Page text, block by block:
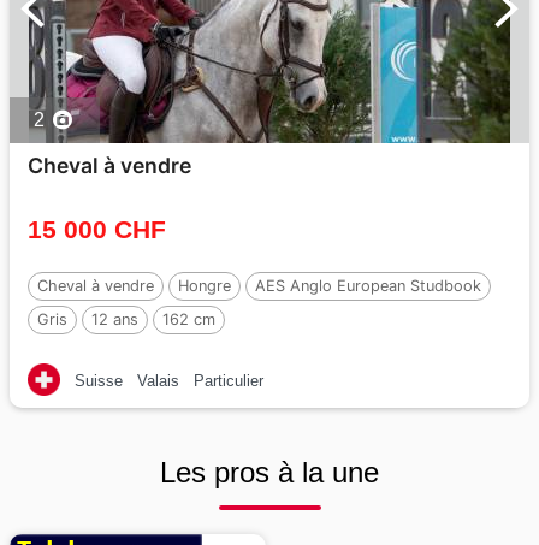
2
Cheval à vendre
15 000 CHF
Cheval à vendre Hongre
AES Anglo European Studbook
Gris
12 ans 162 cm
Suisse Valais Particulier
Les pros à la une